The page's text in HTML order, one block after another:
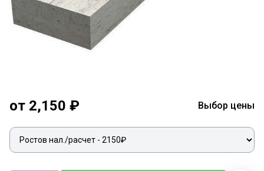
от 2,150 ₽ Выбор цены